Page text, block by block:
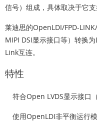
信号）组成，具体取决于它支
莱迪思的OpenLDI/FPD-
MIPI DSI显示接口等）转换
Link互连。
特性
符合Open LVDS显示接口
使用OpenLDI非平衡运行